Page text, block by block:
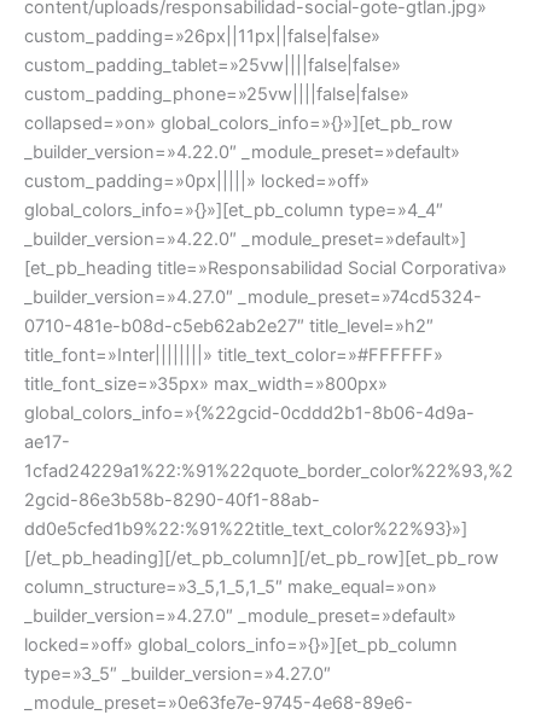
content/uploads/responsabilidad-social-gote-gtlan.jpg»
custom_padding=»26px||11px||false|false»
custom_padding_tablet=»25vw||||false|false»
custom_padding_phone=»25vw||||false|false»
collapsed=»on» global_colors_info=»{}»][et_pb_row
_builder_version=»4.22.0″ _module_preset=»default»
custom_padding=»0px|||||» locked=»off»
global_colors_info=»{}»][et_pb_column type=»4_4″
_builder_version=»4.22.0″ _module_preset=»default»]
[et_pb_heading title=»Responsabilidad Social Corporativa»
_builder_version=»4.27.0″ _module_preset=»74cd5324-
0710-481e-b08d-c5eb62ab2e27″ title_level=»h2″
title_font=»Inter||||||||» title_text_color=»#FFFFFF»
title_font_size=»35px» max_width=»800px»
global_colors_info=»{%22gcid-0cddd2b1-8b06-4d9a-
ae17-
1cfad24229a1%22:%91%22quote_border_color%22%93,%2
2gcid-86e3b58b-8290-40f1-88ab-
dd0e5cfed1b9%22:%91%22title_text_color%22%93}»]
[/et_pb_heading][/et_pb_column][/et_pb_row][et_pb_row
column_structure=»3_5,1_5,1_5″ make_equal=»on»
_builder_version=»4.27.0″ _module_preset=»default»
locked=»off» global_colors_info=»{}»][et_pb_column
type=»3_5″ _builder_version=»4.27.0″
_module_preset=»0e63fe7e-9745-4e68-89e6-